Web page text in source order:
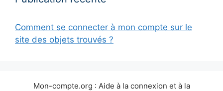
Comment se connecter à mon compte sur le
site des objets trouvés ?
Mon-compte.org : Aide à la connexion et à la